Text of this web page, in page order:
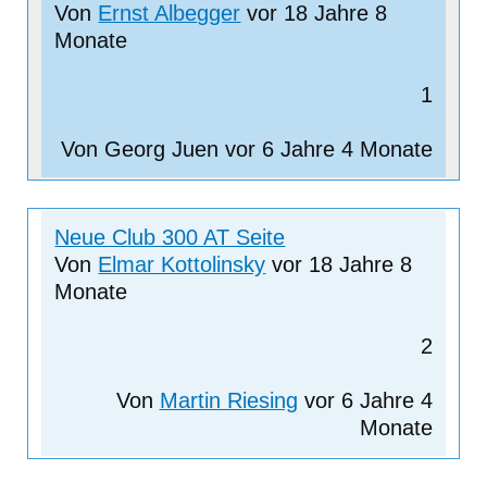
Thema
Von Ernst Albegger vor 18 Jahre 8
Monate
1
Von Georg Juen vor 6 Jahre 4 Monate
Normales
Thema
Neue Club 300 AT Seite
Von Elmar Kottolinsky vor 18 Jahre 8
Monate
2
Von Martin Riesing vor 6 Jahre 4
Monate